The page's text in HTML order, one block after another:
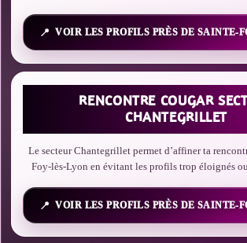
VOIR LES PROFILS PRÈS DE SAINTE-
RENCONTRE COUGAR
CHANTEGRILLET
Le secteur Chantegrillet permet d’affiner ta
Foy-lès-Lyon en évitant les profils trop éloignés
VOIR LES PROFILS PRÈS DE SAINTE-